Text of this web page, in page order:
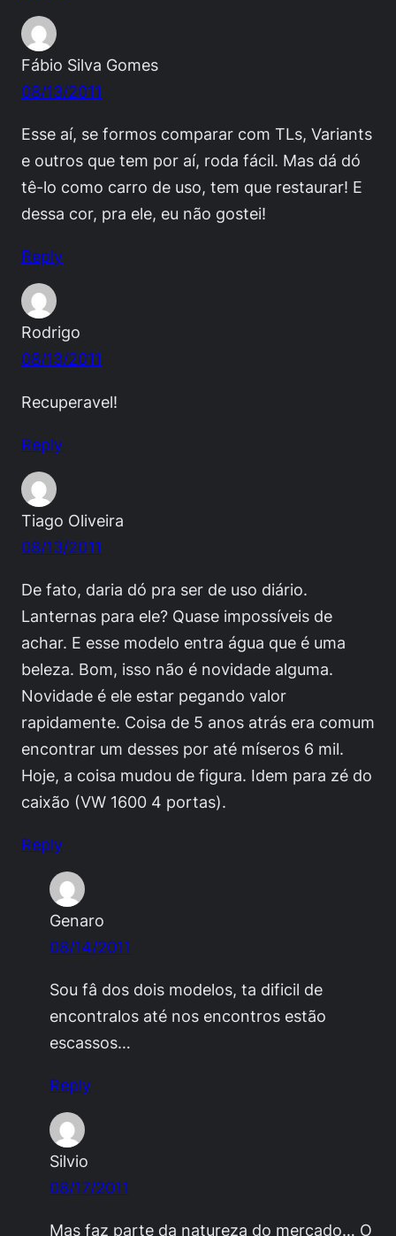
Fábio Silva Gomes
08/13/2011
Esse aí, se formos comparar com TLs, Variants
e outros que tem por aí, roda fácil. Mas dá dó
tê-lo como carro de uso, tem que restaurar! E
dessa cor, pra ele, eu não gostei!
Reply
Rodrigo
08/13/2011
Recuperavel!
Reply
Tiago Oliveira
08/13/2011
De fato, daria dó pra ser de uso diário.
Lanternas para ele? Quase impossíveis de
achar. E esse modelo entra água que é uma
beleza. Bom, isso não é novidade alguma.
Novidade é ele estar pegando valor
rapidamente. Coisa de 5 anos atrás era comum
encontrar um desses por até míseros 6 mil.
Hoje, a coisa mudou de figura. Idem para zé do
caixão (VW 1600 4 portas).
Reply
Genaro
08/14/2011
Sou fâ dos dois modelos, ta dificil de
encontralos até nos encontros estão
escassos…
Reply
Silvio
08/17/2011
Mas faz parte da natureza do mercado… O